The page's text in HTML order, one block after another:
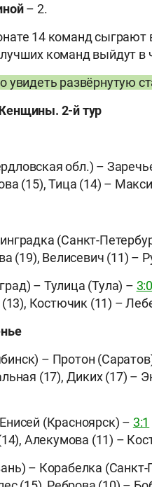
– 2.
14 команд
команд выйдут в
развёрнутую
2-й тур
обл.) –
(15), Тица (14) –
(Санкт-
(19), Велисевич (11) –
– Тулица (Тула) – 3:0
Костючик (11) –
– Протон
(17), Диких (17) –
(Красноярск) – 3:1
Алекумова (11) –
– Корабелка (Санкт-